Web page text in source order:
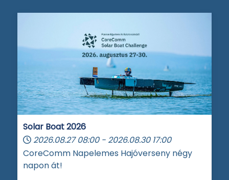
Solar Boat 2026
2026.08.27 08:00 - 2026.08.30 17:00
CoreComm Napelemes Hajóverseny négy
napon át!